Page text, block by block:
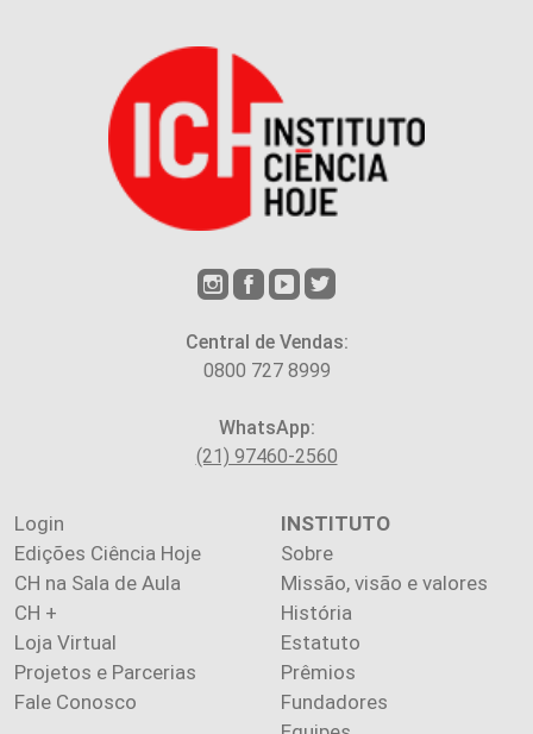
Central de Vendas:
0800 727 8999
WhatsApp:
(21) 97460-2560
Login
Edições Ciência Hoje
CH na Sala de Aula
CH +
Loja Virtual
Projetos e Parcerias
Fale Conosco
INSTITUTO
Sobre
Missão, visão e valores
História
Estatuto
Prêmios
Fundadores